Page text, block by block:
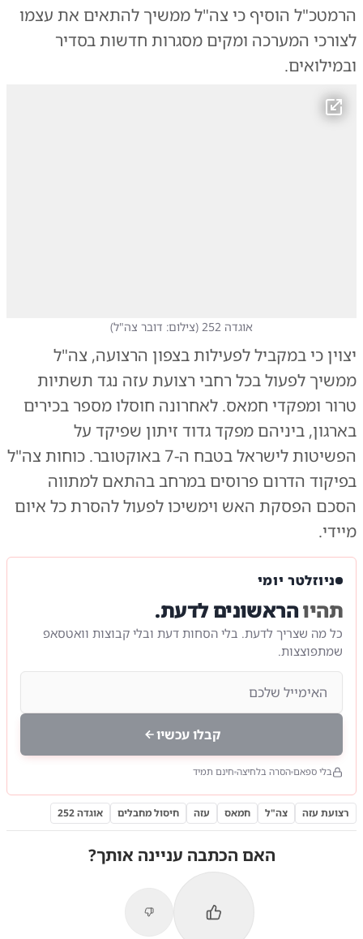
הרמטכ"ל הוסיף כי צה"ל ממשיך להתאים את עצמו
לצורכי המערכה ומקים מסגרות חדשות בסדיר
ובמילואים.
אוגדה 252 (צילום: דובר צה"ל)
יצוין כי במקביל לפעילות בצפון הרצועה, צה"ל
ממשיך לפעול בכל רחבי רצועת עזה נגד תשתיות
טרור ומפקדי חמאס. לאחרונה חוסלו מספר בכירים
בארגון, ביניהם מפקד גדוד זיתון שפיקד על
הפשיטות לישראל בטבח ה-7 באוקטובר. כוחות צה"ל
בפיקוד הדרום פרוסים במרחב בהתאם למתווה
הסכם הפסקת האש וימשיכו לפעול להסרת כל איום
מיידי.
ניוזלטר יומי
תהיוהראשונים לדעת.
כל מה שצריך לדעת. בלי הסחות דעת ובלי קבוצות וואטסאפ
שמתפוצצות.
קבלו עכשיו
בלי ספאם הסרה בלחיצה חינם תמיד
רצועת עזה צה"ל חמאס עזה חיסול מחבלים אוגדה 252
האם הכתבה עניינה אותך?